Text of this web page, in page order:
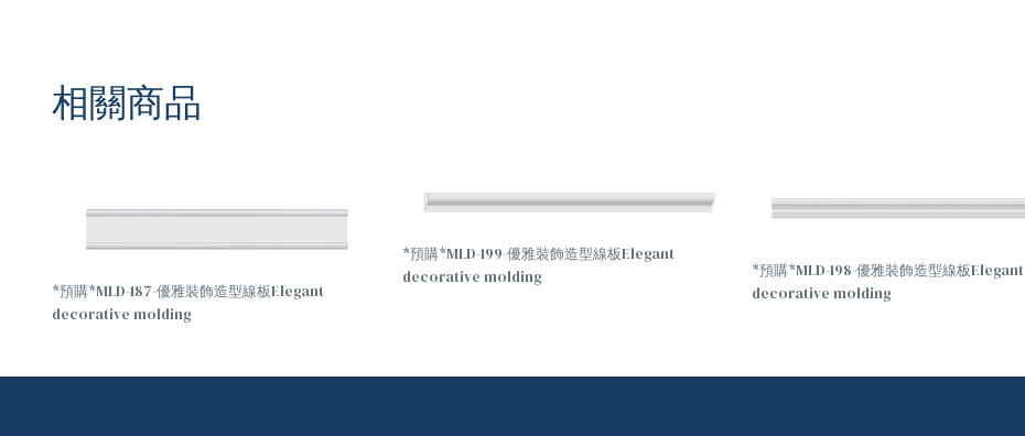
相關商品
*預購*MLD-187-優雅裝飾造型線板Elegant
decorative molding
*預購*MLD-199-優雅裝飾造型線板Elegant
decorative molding
*預購*MLD-198-優雅裝飾造型線板Elegant
decorative molding